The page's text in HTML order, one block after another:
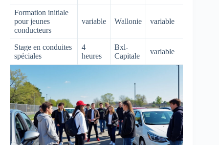
Formation initiale
pour jeunes
conducteurs
variable Wallonie variable
Stage en conduites
spéciales
4
heures
Bxl-
Capitale
variable